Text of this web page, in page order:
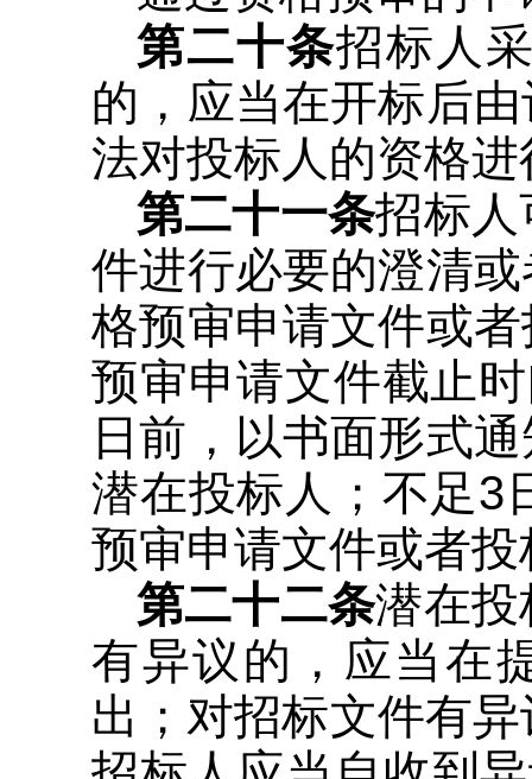
第二十条招标人
的，应当在开标后
法对投标人的资格
第二十一条招标
件进行必要的澄清
格预审申请文件或
预审申请文件截止
日前，以书面形式
潜在投标人；不足3
预审申请文件或者
第二十二条潜在
有异议的，应当在
出；对招标文件有